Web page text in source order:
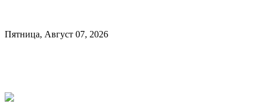
Пятница, Август 07, 2026